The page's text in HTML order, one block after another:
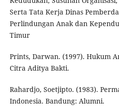
Serta Tata Kerja Dinas
Perlindungan Anak dan
Timur
Prints, Darwan. (1997). Hukum
Citra Aditya Bakti.
Rahardjo, Soetjipto. (1983).
Indonesia. Bandung: Alumni.